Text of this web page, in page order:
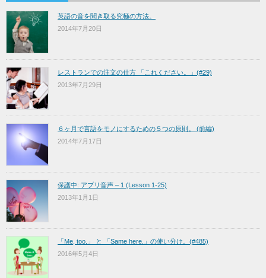
英語の音を聞き取る究極の方法。
2014年7月20日
レストランでの注文の仕方 「これください。」(#29)
2013年7月29日
６ヶ月で言語をモノにするための５つの原則。 (前編)
2014年7月17日
保護中: アプリ音声 – 1 (Lesson 1-25)
2013年1月1日
「Me, too.」 と 「Same here.」の使い分け。(#485)
2016年5月4日